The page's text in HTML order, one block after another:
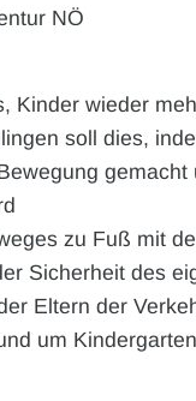
NÖ
Kinder wieder
soll dies,
zu Fuß mit
Sicherheit des
Eltern der
um